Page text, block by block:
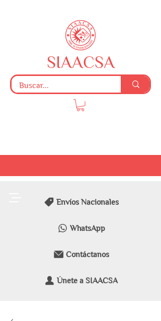
Envíos Nacionales
WhatsApp
Contáctanos
Únete a SIAACSA
SIAACSA